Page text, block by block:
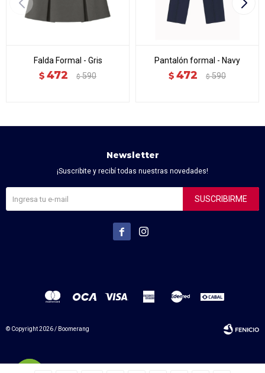
Falda Formal - Gris
$ 472 $ 590
Pantalón formal - Navy
$ 472 $ 590
Newsletter
¡Suscribite y recibí todas nuestras novedades!
SUSCRIBIRME
 
© Copyright 2026 / Boomerang